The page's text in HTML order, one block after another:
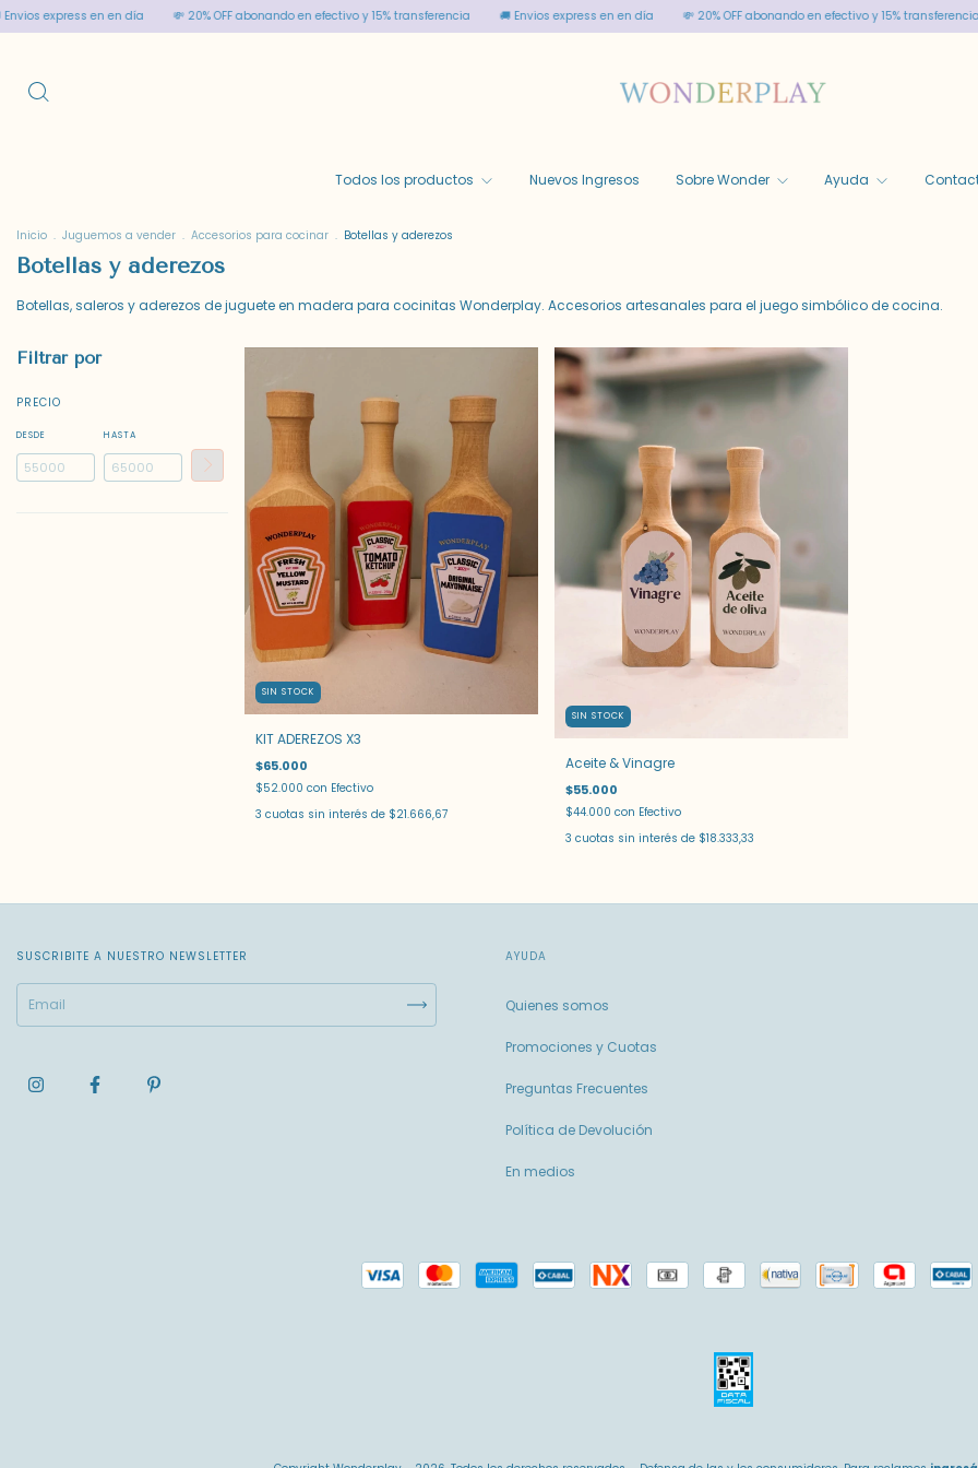
express en en día 💸 20% OFF abonando en efectivo y 15% transferencia 🚚 Envios express en en día 💸 20% OFF abonando en efectivo y 15% transferencia
Todos los productos Nuevos Ingresos Sobre Wonder Ayuda
Inicio . Juguemos a vender . Accesorios para cocinar . Botellas y aderezos
Botellas y aderezos
Botellas, saleros y aderezos de juguete en madera para cocinitas Wonderplay. Accesorios artesanales para el juego simbólico de cocina.
Filtrar por
PRECIO
DESDE HASTA
SIN STOCK
KIT ADEREZOS X3
$65.000
$52.000 con Efectivo
3 cuotas sin interés de $21.666,67
SIN STOCK
Aceite & Vinagre
$55.000
$44.000 con Efectivo
3 cuotas sin interés de $18.333,33
SUSCRIBITE A NUESTRO NEWSLETTER AYUDA
Quienes somos
Promociones y Cuotas
Preguntas Frecuentes
Política de Devolución
En medios